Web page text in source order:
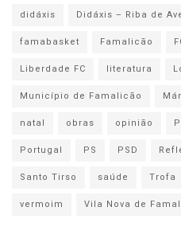
didáxis
Didáxis – Riba de
famabasket
Famalicão
Liberdade FC
literatura
Município de Famalicão
natal
obras opinião
Portugal
PS PSD
Santo Tirso
saúde Trofa
vermoim
Vila Nova de